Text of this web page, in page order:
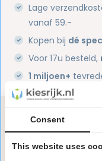
Lage
vanaf 59.-
Kopen bij dé
Voor 17u besteld,
1 miljoen+
Heb je
Onze
in de
Consent
This website uses